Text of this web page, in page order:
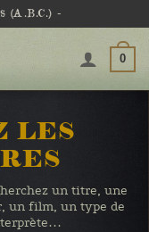
(A.B.C.) -
0
LES
un titre, une
un film, un type de